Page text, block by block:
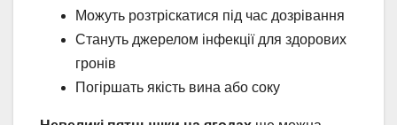
Можуть розтріскатися під час дозрівання
Стануть джерелом інфекції для здорових
гронів
Погіршать якість вина або соку